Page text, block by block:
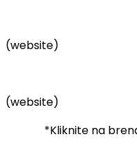
(website)​
(website)
*Kliknite na